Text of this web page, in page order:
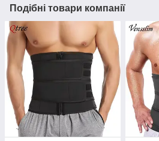
Подібні товари компанії